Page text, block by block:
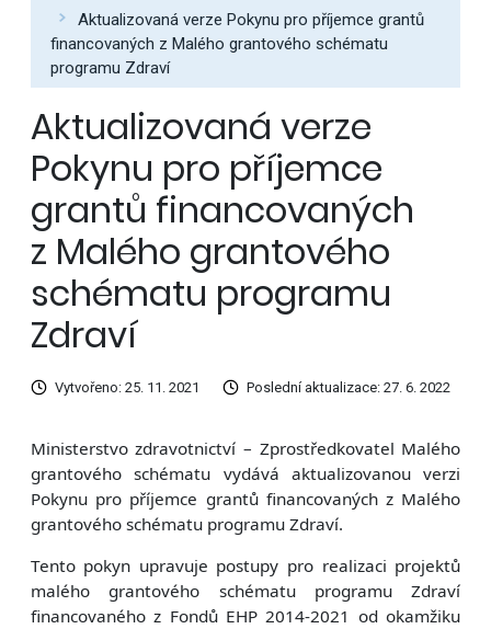
Aktualizovaná verze Pokynu pro příjemce grantů
financovaných z Malého grantového schématu
programu Zdraví
Aktualizovaná verze
Pokynu pro příjemce
grantů financovaných
z Malého grantového
schématu programu
Zdraví
Vytvořeno: 25. 11. 2021 Poslední aktualizace: 27. 6. 2022
Ministerstvo zdravotnictví – Zprostředkovatel Malého
grantového schématu vydává aktualizovanou verzi
Pokynu pro příjemce grantů financovaných z Malého
grantového schématu programu Zdraví.
Tento pokyn upravuje postupy pro realizaci projektů
malého grantového schématu programu Zdraví
financovaného z Fondů EHP 2014-2021 od okamžiku